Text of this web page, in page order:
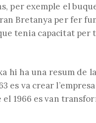
per exemple el
Bretanya per fer
tenia capacitat
hi ha una resum
es va crear
1966 es van